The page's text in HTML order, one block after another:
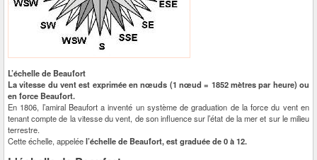
L’échelle de Beaufort
La vitesse du vent est exprimée en nœuds (1 nœud = 1852 mètres par heure) ou
en force Beaufort.
En 1806, l’amiral Beaufort a inventé un système de graduation de la force du vent en
tenant compte de la vitesse du vent, de son influence sur l’état de la mer et sur le milieu
terrestre.
Cette échelle, appeléel’échelle de Beaufort, est graduée de 0 à 12.